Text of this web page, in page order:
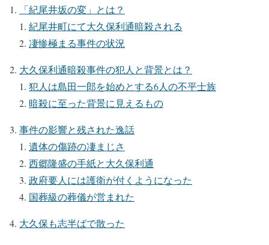
「紀尾井坂の変」とは？
紀尾井町にて大久保利通暗殺される
凄惨極まる事件の状況
大久保利通暗殺事件の犯人と背景とは？
犯人は島田一郎を始めとする6人の不平士族
暗殺に至った背景に見えるもの
事件の影響と残された逸話
遺体の傷跡の凄まじさ
西郷隆盛の手紙と大久保利通
政府要人には護衛が付くようになった
国葬級の葬儀が営まれた
大久保も志半ばで散った